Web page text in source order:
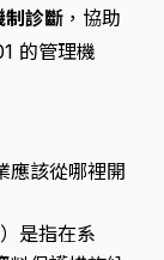
制診斷 ，協助
的管理機
應該從哪裡開
是指在系